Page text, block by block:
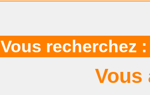
Vous recherchez
Vous